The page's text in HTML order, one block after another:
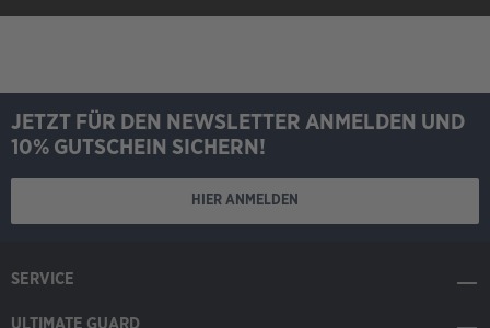
JETZT FÜR DEN NEWSLETTER ANMELDEN UND
10% GUTSCHEIN SICHERN!
HIER ANMELDEN
SERVICE
ULTIMATE GUARD